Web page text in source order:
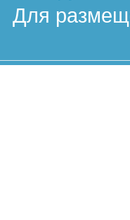
Для